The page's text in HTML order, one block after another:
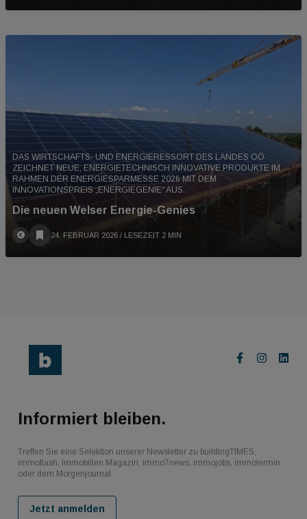
DAS WIRTSCHAFTS- UND ENERGIERESSORT DES LANDES OÖ
ZEICHNET NEUE, ENERGIETECHNISCH INNOVATIVE PRODUKTE IM
RAHMEN DER ENERGIESPARMESSE 2026 MIT DEM
INNOVATIONSPREIS „ENERGIEGENIE“ AUS.
Die neuen Welser Energie-Genies
24. FEBRUAR 2026 / LESEZEIT 2 MIN
Informiert bleiben.
Treffen Sie eine Selektion unserer Newsletter zu buildingTIMES,
immoflash, Immobilien Magazin, immo7news, immojobs, immotermin
oder dem Morgenjournal
Jetzt anmelden